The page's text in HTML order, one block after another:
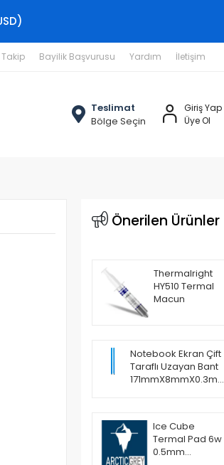
Bayilik Başvurusu Yardım İletişim
Teslimat
Bölge Seçin
Giriş Yap
Üye Ol
Önerilen Ürünler
Thermalright
HY510 Termal
Macun
Notebook Ekran Çift
Taraflı Uzayan Bant
171mmX8mmX0.3mm
Ice Cube
Termal Pad 6w
0.5mm